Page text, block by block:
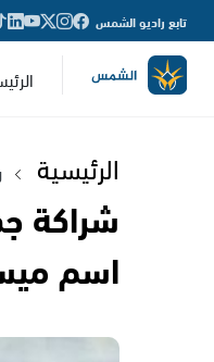
تابع راديو الشمس
الرئيسية
شراكة
اسم